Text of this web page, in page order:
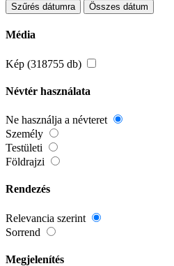
Szűrés dátumra Összes dátum
Média
Kép (318755 db)
Névtér használata
Ne használja a névteret
Személy
Testületi
Földrajzi
Rendezés
Relevancia szerint
Sorrend
Megjelenítés